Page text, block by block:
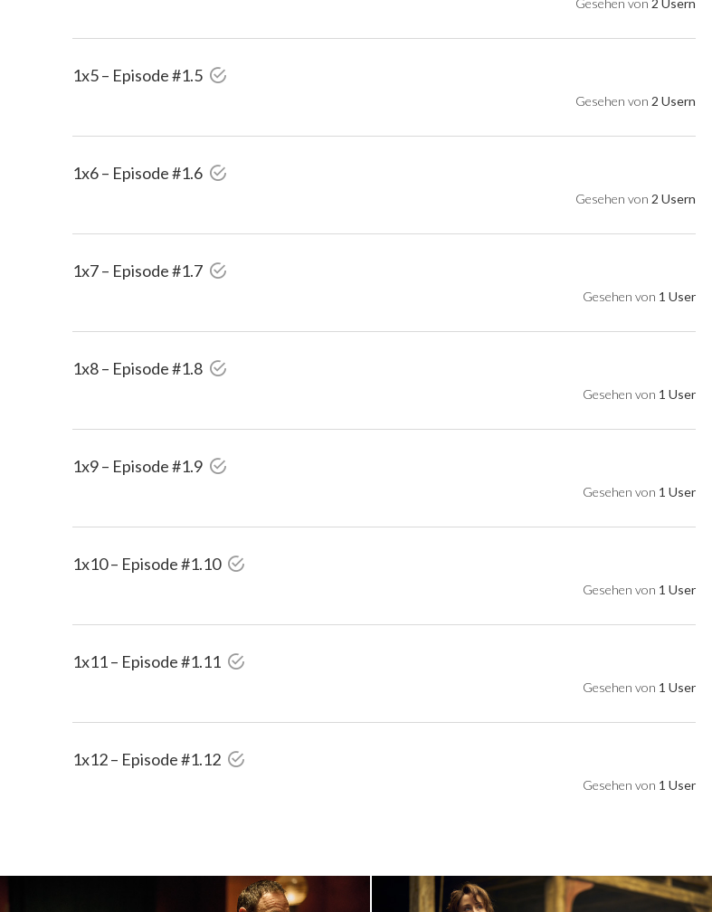
1x5 – Episode #1.5
Gesehen von 2 Usern
1x6 – Episode #1.6
Gesehen von 2 Usern
1x7 – Episode #1.7
Gesehen von 1 User
1x8 – Episode #1.8
Gesehen von 1 User
1x9 – Episode #1.9
Gesehen von 1 User
1x10 – Episode #1.10
Gesehen von 1 User
1x11 – Episode #1.11
Gesehen von 1 User
1x12 – Episode #1.12
Gesehen von 1 User